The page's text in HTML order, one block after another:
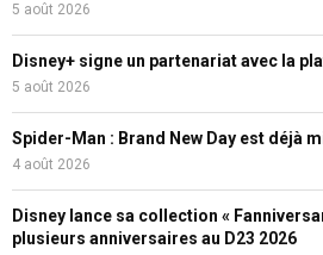
5 août 2026
Disney+ signe un partenariat avec la
5 août 2026
Spider-Man : Brand New Day est déjà
4 août 2026
Disney lance sa collection «
plusieurs anniversaires au D23 2026